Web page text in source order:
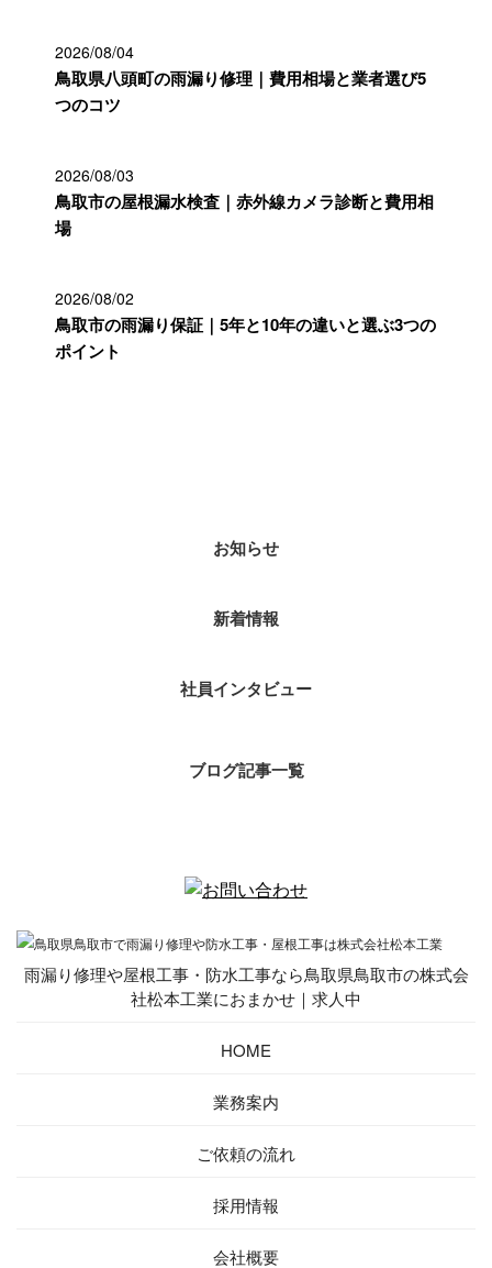
2026/08/04
鳥取県八頭町の雨漏り修理｜費用相場と業者選び5
つのコツ
2026/08/03
鳥取市の屋根漏水検査｜赤外線カメラ診断と費用相
場
2026/08/02
鳥取市の雨漏り保証｜5年と10年の違いと選ぶ3つの
ポイント
お知らせ
新着情報
社員インタビュー
ブログ記事一覧
雨漏り修理や屋根工事・防水工事なら鳥取県鳥取市の株式会
社松本工業におまかせ｜求人中
HOME
業務案内
ご依頼の流れ
採用情報
会社概要